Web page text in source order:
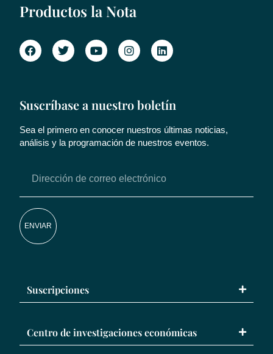
Productos la Nota
Suscríbase a nuestro boletín
Sea el primero en conocer nuestros últimas noticias,
análisis y la programación de nuestros eventos.
ENVIAR
Suscripciones
Centro de investigaciones económicas